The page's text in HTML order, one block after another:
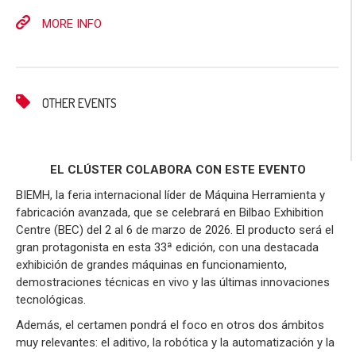
MORE INFO
OTHER EVENTS
EL CLÚSTER COLABORA CON ESTE EVENTO
BIEMH, la feria internacional líder de Máquina Herramienta y
fabricación avanzada, que se celebrará en Bilbao Exhibition
Centre (BEC) del 2 al 6 de marzo de 2026. El producto será el
gran protagonista en esta 33ª edición, con una destacada
exhibición de grandes máquinas en funcionamiento,
demostraciones técnicas en vivo y las últimas innovaciones
tecnológicas.
Además, el certamen pondrá el foco en otros dos ámbitos
muy relevantes: el aditivo, la robótica y la automatización y la